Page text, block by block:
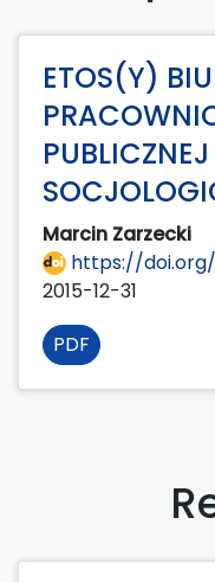
ETOS(Y)
Marcin Zarzecki
https://doi.org/
2015-12-31
PDF